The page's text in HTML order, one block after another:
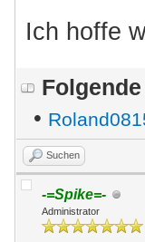
Ich hoffe
•
Suchen
-=Spike=-
Administrator